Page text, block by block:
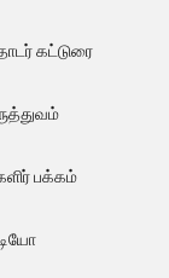
கட்டுரை
பக்கம்